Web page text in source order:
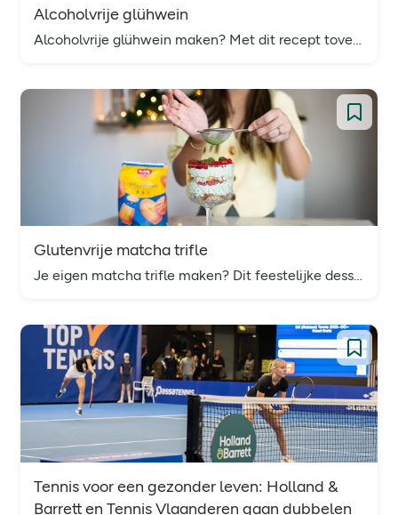
Alcoholvrije glühwein
Glutenvrije matcha trifle
Je eigen matcha trifle maken? Dit feestelijke dessert is niet alleen megalekker, maar ook binnen 5 minuten klaar én lekker glutenvrij.
Tennis voor een gezonder leven: Holland &
Barrett en Tennis Vlaanderen gaan dubbelen